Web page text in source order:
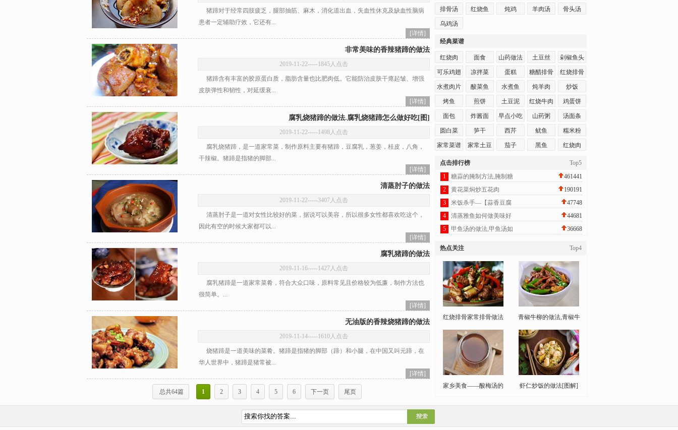
猪蹄对于经常四肢疲乏，腿部抽筋、麻木，消化道出血，失血性休克及缺血性脑病
患者一定辅助疗效，它还有...
[详情]
非常美味的香辣猪蹄的做法
2019-11-22-----1845人点击
猪蹄含有丰富的胶原蛋白质，脂肪含量也比肥肉低。它能防治皮肤干瘪起皱、增强
皮肤弹性和韧性，对延缓衰...
[详情]
腐乳烧猪蹄的做法.腐乳烧猪蹄怎么做好吃[图]
2019-11-22-----1498人点击
腐乳烧猪蹄，是一道家常菜，制作原料主要有猪蹄，豆腐乳，葱姜，桂皮，八角，
干辣椒。猪蹄是指猪的脚部...
[详情]
清蒸肘子的做法
2019-11-22-----3407人点击
清蒸肘子是一道对女性比较好的菜，据说可以美容，所以很多女性都喜欢吃这个，
因此有空的时候大家都可以...
[详情]
腐乳猪蹄的做法
2019-11-16-----1427人点击
腐乳猪蹄是一道家常菜肴，符合大众口味，原料常见且价格较为低廉，制作方法也
很简单。...
[详情]
无油版的香辣烧猪蹄的做法
2019-11-14-----1610人点击
烧猪蹄是一道美味的菜肴。猪蹄是指猪的脚部（蹄）和小腿，在中国又叫元蹄，在
华人世界中，猪蹄是猪常被...
[详情]
总共64篇 1 2 3 4 5 6 下一页 尾页
排骨汤 红烧鱼 炖鸡 羊肉汤 骨头汤
乌鸡汤
经典菜谱
红烧肉 面食 山药做法 土豆丝 剁椒鱼头
可乐鸡翅 凉拌菜 蛋糕 糖醋排骨 红烧排骨
水煮肉片 酸菜鱼 水煮鱼 炖羊肉 炒饭
烤鱼 煎饼 土豆泥 红烧牛肉 鸡蛋饼
面包 炸酱面 早点小吃 山药粥 汤面条
圆白菜 笋干 西芹 鱿鱼 糯米粉
家常菜谱
家常土豆
茄子 黑鱼 红烧肉
Top5
点击排行榜
461441
1
糖蒜的腌制方法,腌制糖
190191
2
黄花菜焖炒五花肉
47748
3
米饭杀手—【蒜香豆腐
44681
4
清蒸雅鱼如何做美味好
36668
5 甲鱼汤的做法,甲鱼汤如
Top4
热点关注
红烧排骨家常排骨做法 青椒牛柳的做法,青椒牛
家乡美食——酸梅汤的 虾仁炒饭的做法[图解]